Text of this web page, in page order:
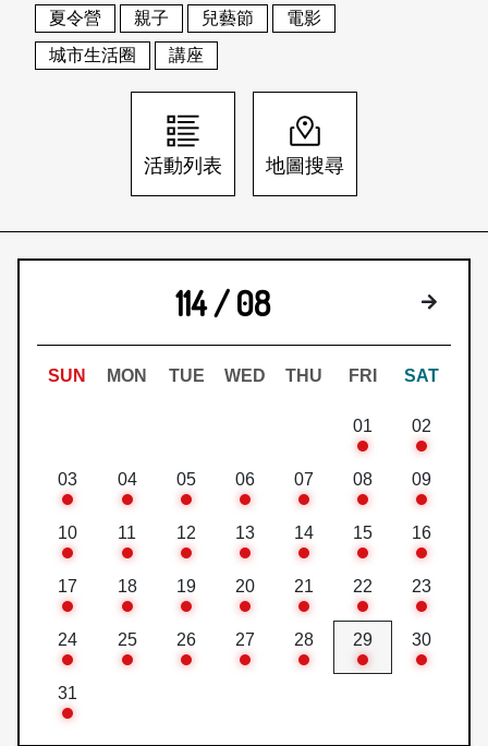
地圖搜尋
關於我們
刊物索取地點
會員基本資料
刊登活動
網站導覽 English
日本語 登入/註冊
夏令營
親子 兒藝節
電影
城市生活圈
講座
活動列表 地圖搜尋
114 / 08 下個月
SUN MON TUE WED THU FRI SAT
01 02
03 04 05 06 07 08 09
10 11 12 13 14 15 16
17 18 19 20 21 22 23
24 25 26 27 28 29 30
31